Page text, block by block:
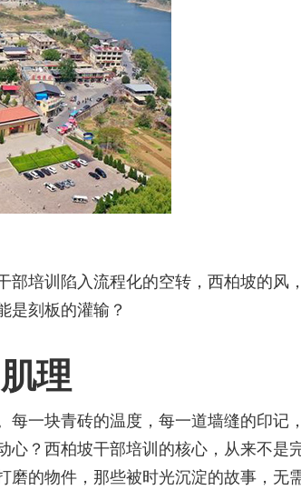
部培训陷入流程化的空转，西柏坡的风
是刻板的灌输？
理
每一块青砖的温度，每一道墙缝的印记
心？西柏坡干部培训的核心，从来不是
磨的物件，那些被时光沉淀的故事，无